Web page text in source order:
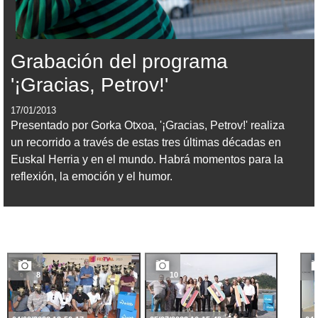
Grabación del programa
'¡Gracias, Petrov!'
17/01/2013
Presentado por Gorka Otxoa, '¡Gracias, Petrov!' realiza
un recorrido a través de estas tres últimas décadas en
Euskal Herria y en el mundo. Habrá momentos para la
reflexión, la emoción y el humor.
8 10